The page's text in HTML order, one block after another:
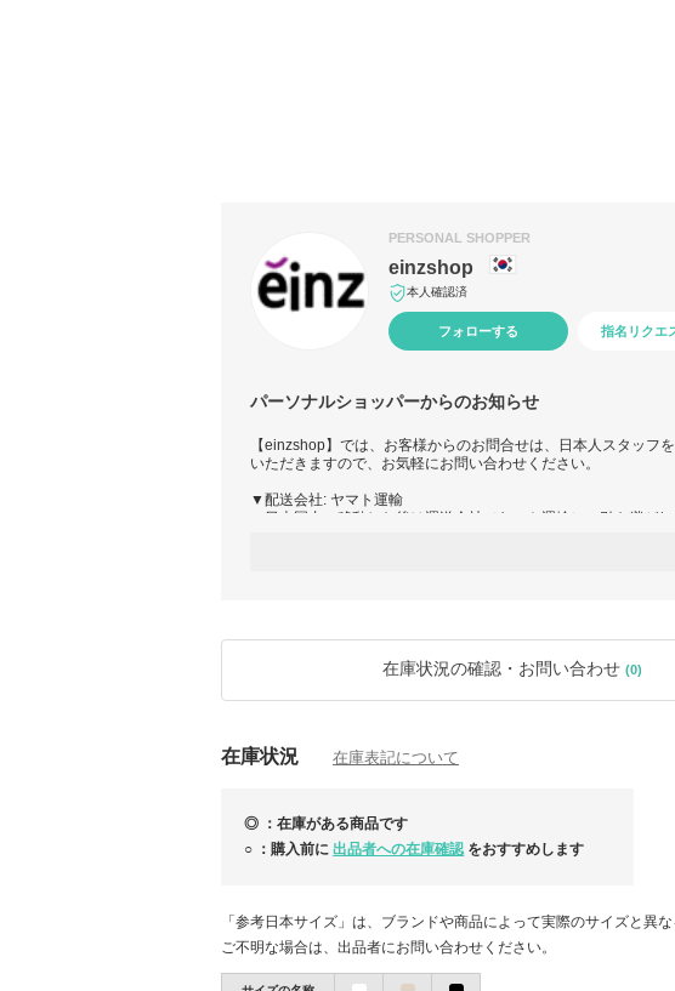
PERSONAL SHOPPER
einzshop
本人確認済
フォローする 指名リクエ
パーソナルショッパーからのお知らせ
【einzshop】では、お客様からのお問合せは、日本人スタッフ
いただきますので、お気軽にお問い合わせください。
▼配送会社: ヤマト運輸
・日本国内へ移動した後は運送会社（ヤマト運輸）に引き継がれ
※お届け予定日より遅延の可能性もございます。遅延の理由に
切受け付けておりませんので、予めご了承ください。
※新型コロナウイルスの影響で商品の到着に遅れが生じる可能性
※当店は、全ての商品に追跡番号がございますので安心してお
ろしくお願いいたします。
在庫状況の確認・お問い合わせ (0)
在庫状況 在庫表記について
◎ ：在庫がある商品です
○ ：購入前に 出品者への在庫確認 をおすすめします
「参考日本サイズ」は、ブランドや商品によって実際のサイズと異
ご不明な場合は、出品者にお問い合わせください。